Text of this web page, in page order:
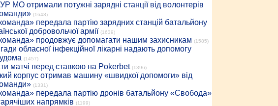
МО отримали потужні зарядні станції від волонтерів
(1648)
передала партію зарядних станцій батальйону
добровольчої армії (1639)
команда» продовжує допомагати нашим захисникам (1585)
обласної інфекційної лікарні надають допомогу
(1457)
матчі перед ставкою на Pokerbet (1396)
корпус отримав машину «швидкої допомоги» від
(1331)
команда» передала партію дронів батальйону «Свобода»
напрямків (1199)